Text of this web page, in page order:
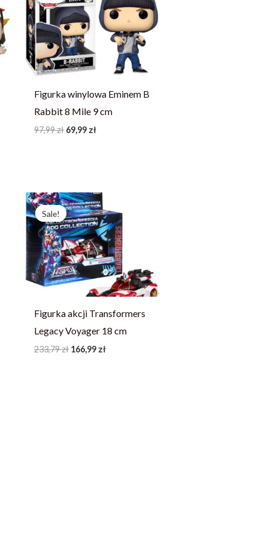
Figurka winylowa Eminem B
Rabbit 8 Mile 9 cm
97,99zł
97,99 zł.
69,99 zł
69,99 zł.
Sale!
Sale!
Figurka akcji Transformers
Legacy Voyager 18 cm
233,79zł
Pierwotna
cena
wynosiła:
233,79 zł.
166,99 zł
cena
wynosi:
166,99 zł.